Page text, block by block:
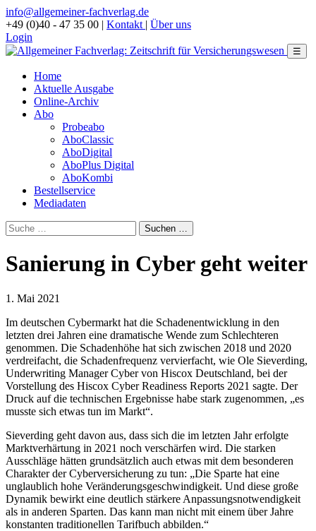
info@allgemeiner-fachverlag.de
+49 (0)40 - 47 35 00 | Kontakt | Über uns
Login
☰
Home
Aktuelle Ausgabe
Online-Archiv
Abo
Probeabo
AboClassic
AboDigital
AboPlus Digital
AboKombi
Bestellservice
Mediadaten
Sanierung in Cyber geht weiter
1. Mai 2021
Im deutschen Cybermarkt hat die Schadenentwicklung in den
letzten drei Jahren eine dramatische Wende zum Schlechteren
genommen. Die Schadenhöhe hat sich zwischen 2018 und 2020
verdreifacht, die Schadenfrequenz vervierfacht, wie Ole Sieverding,
Underwriting Manager Cyber von Hiscox Deutschland, bei der
Vorstellung des Hiscox Cyber Readiness Reports 2021 sagte. Der
Druck auf die technischen Ergebnisse habe stark zugenommen, „es
musste sich etwas tun im Markt“.
Sieverding geht davon aus, dass sich die im letzten Jahr erfolgte
Marktverhärtung in 2021 noch verschärfen wird. Die starken
Ausschläge hätten grundsätzlich auch etwas mit dem besonderen
Charakter der Cyberversicherung zu tun: „Die Sparte hat eine
unglaublich hohe Veränderungsgeschwindigkeit. Und diese große
Dynamik bewirkt eine deutlich stärkere Anpassungsnotwendigkeit
als in anderen Sparten. Das kann man nicht mit einem über Jahre
konstanten traditionellen Tarifbuch abbilden.“